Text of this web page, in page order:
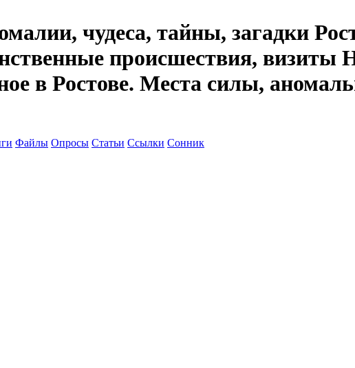
чудеса, тайны, загадки
происшествия, визиты
в Ростове. Места силы,
Файлы Опросы Статьи Ссылки Сонник